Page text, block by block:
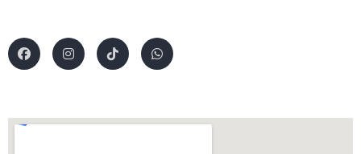
info@abytech.com